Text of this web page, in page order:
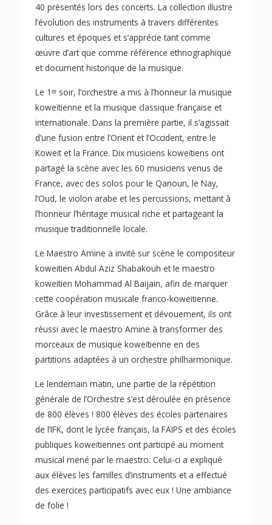
40 présentés lors des concerts. La collection illustre
l’évolution des instruments à travers différentes
cultures et époques et s’apprécie tant comme
œuvre d’art que comme référence ethnographique
et document historique de la musique.
Le 1ᵉʳ soir, l’orchestre a mis à l’honneur la musique
koweïtienne et la musique classique française et
internationale. Dans la première partie, il s’agissait
d’une fusion entre l’Orient et l’Occident, entre le
Koweït et la France. Dix musiciens koweïtiens ont
partagé la scène avec les 60 musiciens venus de
France, avec des solos pour le Qanoun, le Nay,
l’Oud, le violon arabe et les percussions, mettant à
l’honneur l’héritage musical riche et partageant la
musique traditionnelle locale.
Le Maestro Amine a invité sur scène le compositeur
koweitien Abdul Aziz Shabakouh et le maestro
koweitien Mohammad Al Baijain, afin de marquer
cette coopération musicale franco-koweitienne.
Grâce à leur investissement et dévouement, ils ont
réussi avec le maestro Amine à transformer des
morceaux de musique koweïtienne en des
partitions adaptées à un orchestre philharmonique.
Le lendemain matin, une partie de la répétition
générale de l’Orchestre s’est déroulée en présence
de 800 élèves ! 800 élèves des écoles partenaires
de l’IFK, dont le lycée français, la FAIPS et des écoles
publiques koweïtiennes ont participé au moment
musical mené par le maestro. Celui-ci a expliqué
aux élèves les familles d’instruments et a effectué
des exercices participatifs avec eux ! Une ambiance
de folie !